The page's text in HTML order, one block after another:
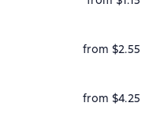
from $2.55
from $4.25